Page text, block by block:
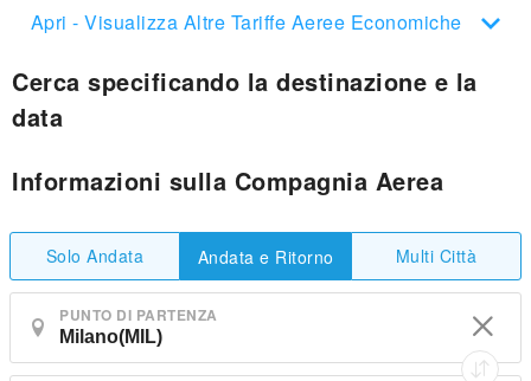
Apri - Visualizza Altre Tariffe Aeree Economiche
Cerca specificando la destinazione e la
data
Informazioni sulla Compagnia Aerea
Solo Andata Andata e Ritorno Multi Città
PUNTO DI PARTENZA